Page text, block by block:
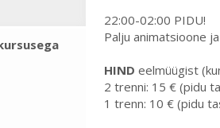
22:00-02:00 PIDU!
Palju animatsioone
HIND eelmüügist
2 trenni: 15 € (pidu
1 trenn: 10 € (pidu